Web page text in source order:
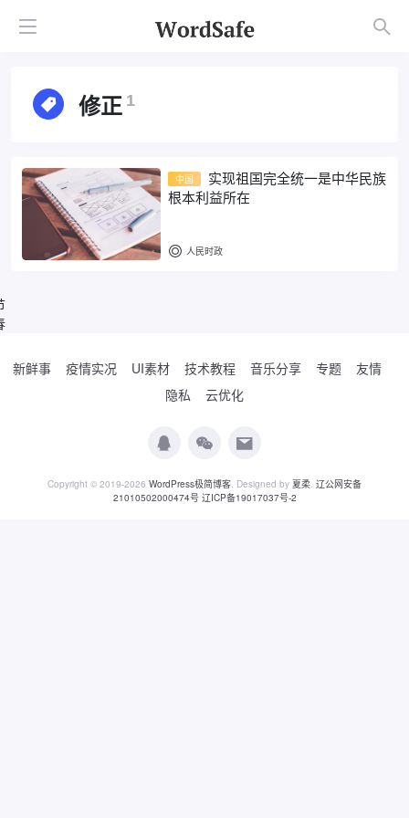
修正 1
中国
实现祖国完全统一是中华民族
根本利益所在
人民时政
新鲜事 疫情实况 UI素材 技术教程 音乐分享 专题
友情
隐私
云优化
Copyright © 2019-2026 WordPress极简博客. Designed by 夏柔. 辽公网安备
21010502000474号 辽ICP备19017037号-2